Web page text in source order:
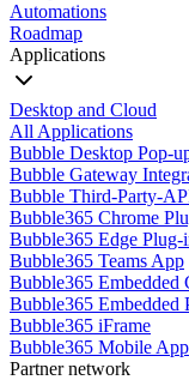
Automations
Roadmap
Applications
Desktop and Cloud
All Applications
Bubble Desktop Pop-
Bubble Gateway
Bubble Third-Party-
Bubble365 Chrome
Bubble365 Edge Plug-
Bubble365 Teams App
Bubble365 Embedded
Bubble365 Embedded
Bubble365 iFrame
Bubble365 Mobile App
Partner network